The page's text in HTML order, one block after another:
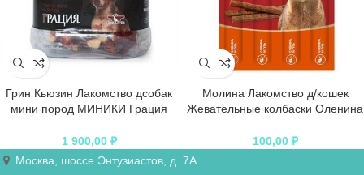
Грин Кьюзин Лакомство дсобак
мини пород МИНИКИ Грация
яблоке) 360гр
1 900,00 ₽
Молина Лакомство д/кошек
Жевательные колбаски Оленина
100,00 ₽
Москва, шоссе Энтузиастов, д. 7А